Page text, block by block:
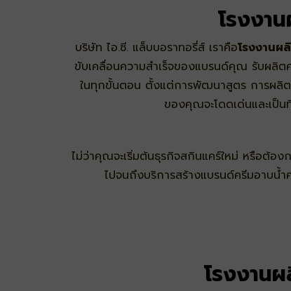
โรงงา
บริษัท ไอ.ซี. แล็บบอราทอรี่ส์ เราคือโรงงาน
ขับเคลื่อนความสำเร็จของแบรนด์คุณ รับผลิต
ในทุกขั้นตอน ตั้งแต่การพัฒนาสูตร การผลิต
ของคุณจะโดดเด่นและเป็
ไม่ว่าคุณจะเริ่มต้นธุรกิจสกินแคร์ใหม่ หรือต้อ
ไปจนถึงบริการสร้างแบรนด์ครีมอาบน้
โรงงาน